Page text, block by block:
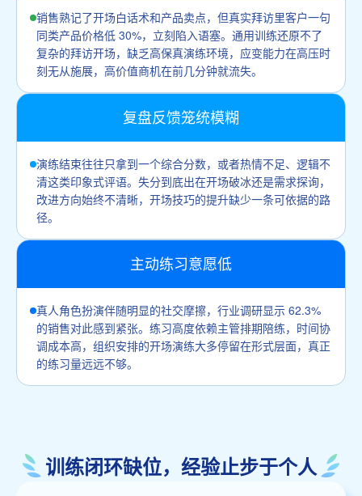
销售熟记了开场白话术和产品卖点，但真实拜访里客户一句
同类产品价格低 30%，立刻陷入语塞。通用训练还原不了
复杂的拜访开场，缺乏高保真演练环境，应变能力在高压时
刻无从施展，高价值商机在前几分钟就流失。
复盘反馈笼统模糊
演练结束往往只拿到一个综合分数，或者热情不足、逻辑不
清这类印象式评语。失分到底出在开场破冰还是需求探询，
改进方向始终不清晰，开场技巧的提升缺少一条可依据的路
径。
主动练习意愿低
真人角色扮演伴随明显的社交摩擦，行业调研显示 62.3%
的销售对此感到紧张。练习高度依赖主管排期陪练，时间协
调成本高，组织安排的开场演练大多停留在形式层面，真正
的练习量远远不够。
训练闭环缺位，经验止步于个人